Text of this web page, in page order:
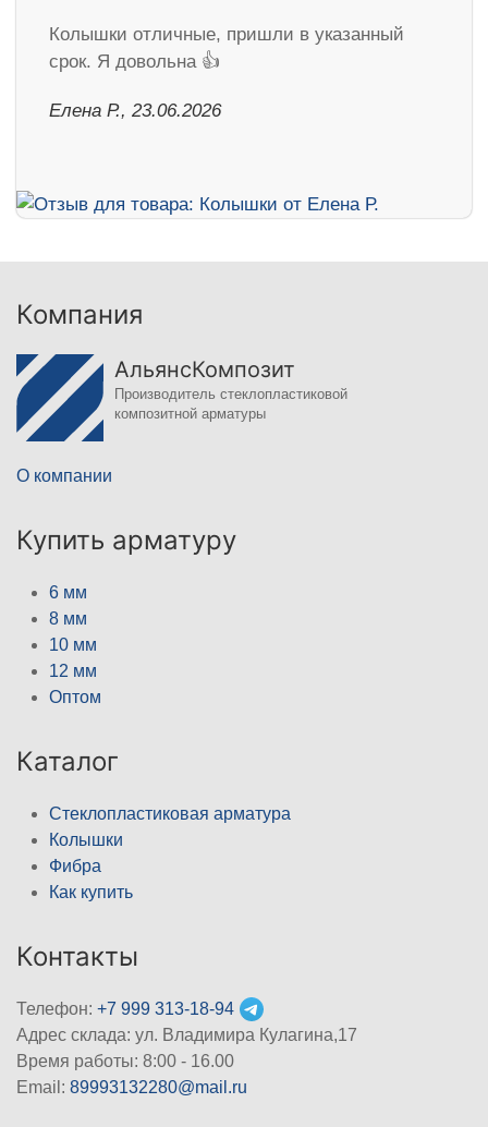
Колышки отличные, пришли в указанный
срок. Я довольна 👍
Елена Р., 23.06.2026
Компания
АльянсКомпозит
Производитель стеклопластиковой
композитной арматуры
О компании
Купить арматуру
6 мм
8 мм
10 мм
12 мм
Оптом
Каталог
Стеклопластиковая арматура
Колышки
Фибра
Как купить
Контакты
Телефон: +7 999 313-18-94
Адрес склада: ул. Владимира Кулагина,17
Время работы: 8:00 - 16.00
Email: 89993132280@mail.ru